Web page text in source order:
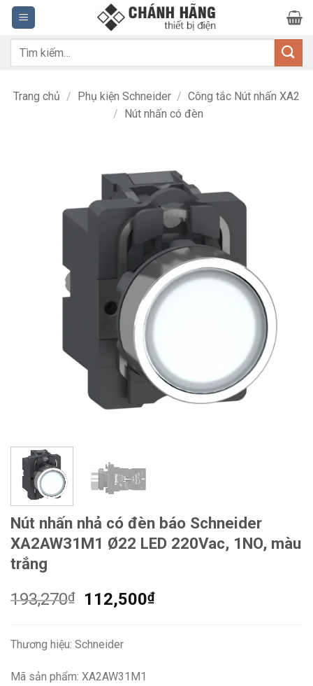
Bỏ
qua
nội
dung
Tìm
Trang chủ / Phụ kiện Schneider / Công tắc Nút nhấn XA2
/ Nút nhấn có đèn
Nút nhấn nhả có đèn báo Schneider
XA2AW31M1 Ø22 LED 220Vac, 1NO, màu
trắng
193,270₫
Giá
193,270₫.
112,500₫Giá
Thương hiệu: Schneider
Mã sản phẩm: XA2AW31M1